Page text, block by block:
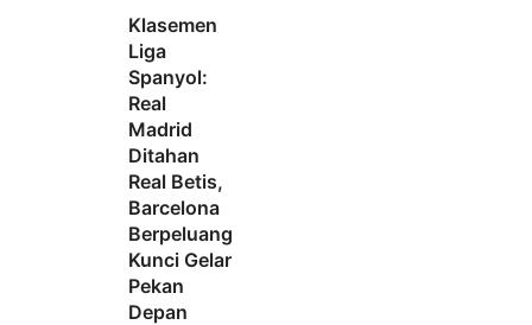
Klasemen
Liga
Spanyol:
Real
Madrid
Ditahan
Real Betis,
Barcelona
Berpeluang
Kunci Gelar
Pekan
Depan